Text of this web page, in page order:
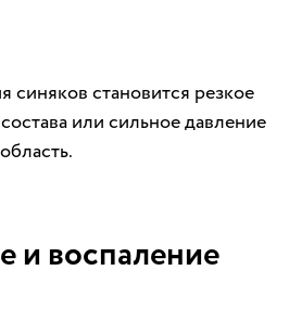
синяков становится резкое
или сильное давление
и воспаление